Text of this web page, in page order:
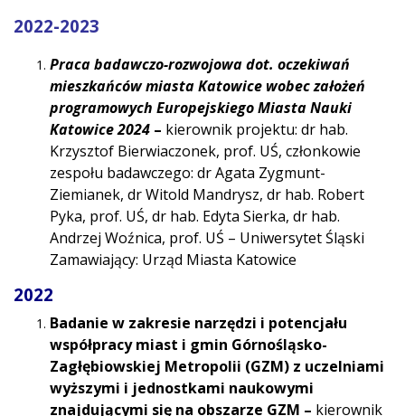
2022-2023
Praca badawczo-rozwojowa dot. oczekiwań
mieszkańców miasta Katowice wobec założeń
programowych Europejskiego Miasta Nauki
Katowice 2024 – kierownik projektu: dr hab.
Krzysztof Bierwiaczonek, prof. UŚ, członkowie
zespołu badawczego: dr Agata Zygmunt-
Ziemianek, dr Witold Mandrysz, dr hab. Robert
Pyka, prof. UŚ, dr hab. Edyta Sierka, dr hab.
Andrzej Woźnica, prof. UŚ – Uniwersytet Śląski
Zamawiający: Urząd Miasta Katowice
2022
Badanie w zakresie narzędzi i potencjału
współpracy miast i gmin Górnośląsko-
Zagłębiowskiej Metropolii (GZM) z uczelniami
wyższymi i jednostkami naukowymi
znajdującymi się na obszarze GZM – kierownik